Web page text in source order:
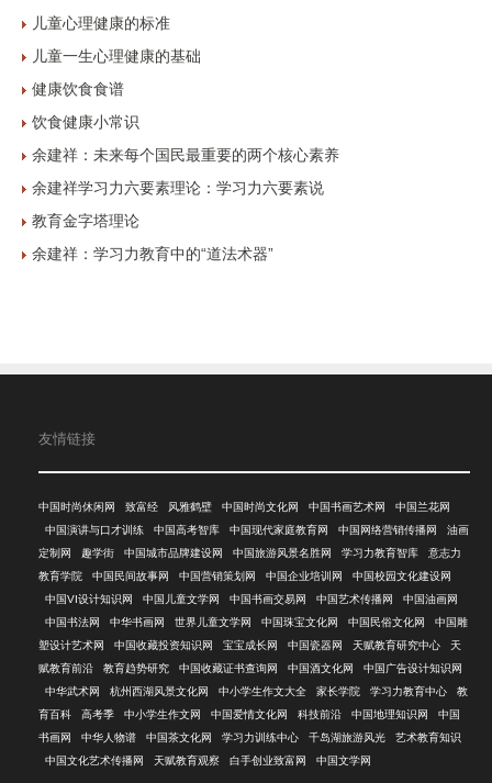
儿童心理健康的标准
儿童一生心理健康的基础
健康饮食食谱
饮食健康小常识
余建祥：未来每个国民最重要的两个核心素养
余建祥学习力六要素理论：学习力六要素说
教育金字塔理论
余建祥：学习力教育中的“道法术器”
友情链接
中国时尚休闲网 致富经 风雅鹤壁 中国时尚文化网 中国书画艺术网
中国兰花网
中国演讲与口才训练
中国高考智库 中国现代家庭教育网 中国网络营销传播网
油画
定制网
趣学街 中国城市品牌建设网 中国旅游风景名胜网 学习力教育智库
意志力
教育学院
中国民间故事网 中国营销策划网 中国企业培训网
中国校园文化建设网
中国VI设计知识网
中国儿童文学网 中国书画交易网 中国艺术传播网
中国油画网
中国书法网
中华书画网 世界儿童文学网 中国珠宝文化网 中国民俗文化网
中国雕
塑设计艺术网
中国收藏投资知识网 宝宝成长网 中国瓷器网 天赋教育研究中心
天
赋教育前沿
教育趋势研究 中国收藏证书查询网 中国酒文化网
中国广告设计知识网
中华武术网
杭州西湖风景文化网 中小学生作文大全 家长学院 学习力教育中心
教
育百科
高考季 中小学生作文网 中国爱情文化网 科技前沿 中国地理知识网
中国
书画网
中华人物谱 中国茶文化网 学习力训练中心 千岛湖旅游风光
艺术教育知识
中国文化艺术传播网
天赋教育观察 白手创业致富网 中国文学网